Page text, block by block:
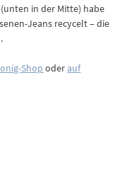
in der Mitte) habe
Jeans recycelt – die
Shop oderauf